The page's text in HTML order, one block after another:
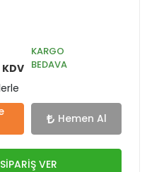
KDV
KARGO
BEDAVA
Hemen Al
VER